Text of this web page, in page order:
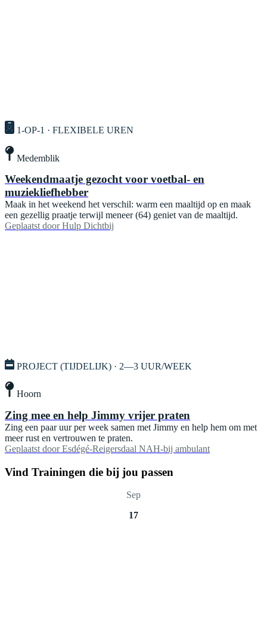
1-OP-1 · FLEXIBELE UREN
Medemblik
Weekendmaatje gezocht voor voetbal- en
muziekliefhebber
Maak in het weekend het verschil: warm een maaltijd op en maak
een gezellig praatje terwijl meneer (64) geniet van de maaltijd.
Geplaatst door Hulp Dichtbij
PROJECT (TIJDELIJK) · 2—3 UUR/WEEK
Hoorn
Zing mee en help Jimmy vrijer praten
Zing een paar uur per week samen met Jimmy en help hem om met
meer rust en vertrouwen te praten.
Geplaatst door Esdégé-Reigersdaal NAH-bij ambulant
Vind Trainingen die bij jou passen
Sep
17